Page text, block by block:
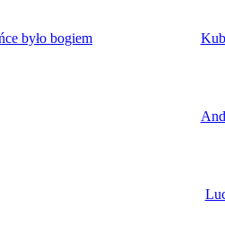
było bogiem